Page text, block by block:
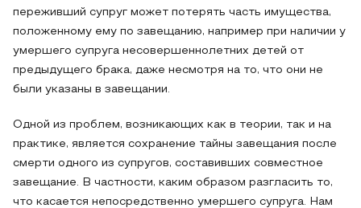
переживший супруг может потерять часть имущества,
положенному ему по завещанию, например при наличии у
умершего супруга несовершеннолетних детей от
предыдущего брака, даже несмотря на то, что они не
были указаны в завещании.
Одной из проблем, возникающих как в теории, так и на
практике, является сохранение тайны завещания после
смерти одного из супругов, составивших совместное
завещание. В частности, каким образом разгласить то,
что касается непосредственно умершего супруга. Нам